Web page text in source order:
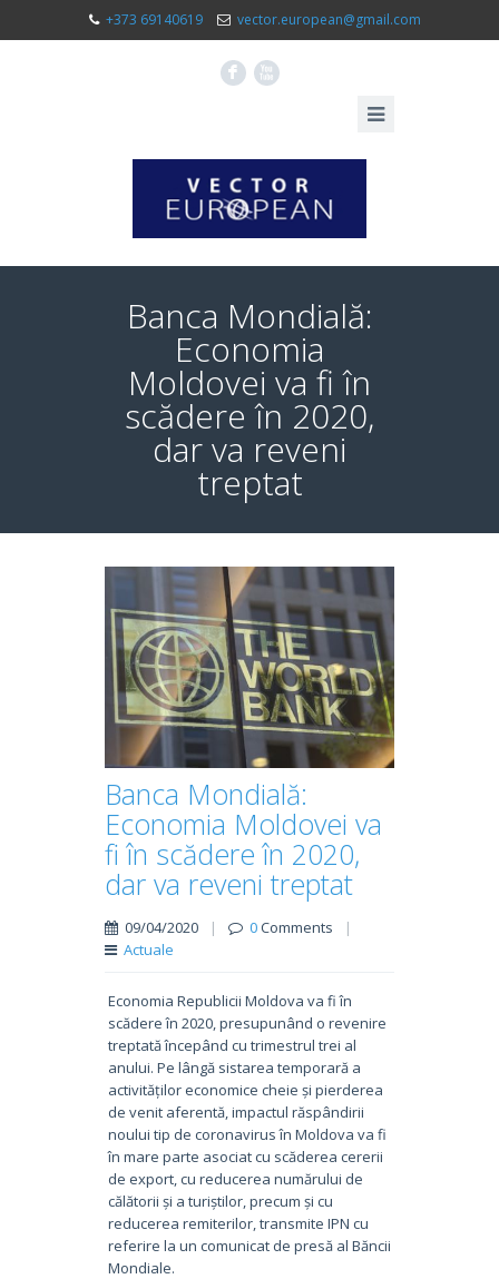
+373 69140619 vector.european@gmail.com
F X
Banca Mondială:
Economia
Moldovei va fi în
scădere în 2020,
dar va reveni
treptat
Banca Mondială:
Economia Moldovei va
fi în scădere în 2020,
dar va reveni treptat
09/04/2020 | 0Comments
|
Actuale
Economia Republicii Moldova va fi în
scădere în 2020, presupunând o revenire
treptată începând cu trimestrul trei al
anului. Pe lângă sistarea temporară a
activităților economice cheie și pierderea
de venit aferentă, impactul răspândirii
noului tip de coronavirus în Moldova va fi
în mare parte asociat cu scăderea cererii
de export, cu reducerea numărului de
călătorii și a turiștilor, precum și cu
reducerea remiterilor, transmite IPN cu
referire la un comunicat de presă al Băncii
Mondiale.